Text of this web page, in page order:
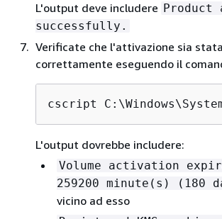
L'output deve includere Product
successfully.
Verificate che l'attivazione sia
correttamente eseguendo il
cscript
L'output dovrebbe includere:
Volume activation
259200 minute(s) (180
vicino ad esso